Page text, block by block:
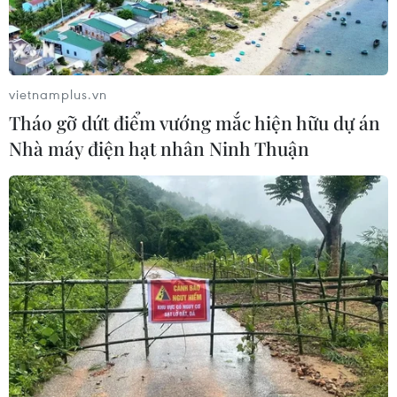
TIN LIÊN QUAN
vietnamplus.vn
Tháo gỡ dứt điểm vướng mắc hiện hữu dự án
Nhà máy điện hạt nhân Ninh Thuận